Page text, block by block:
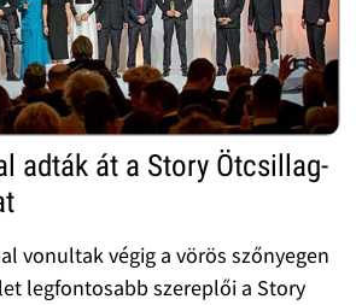
adták át a Story Ötcsillag-
vonultak végig a vörös szőnyegen
legfontosabb szereplői a Story